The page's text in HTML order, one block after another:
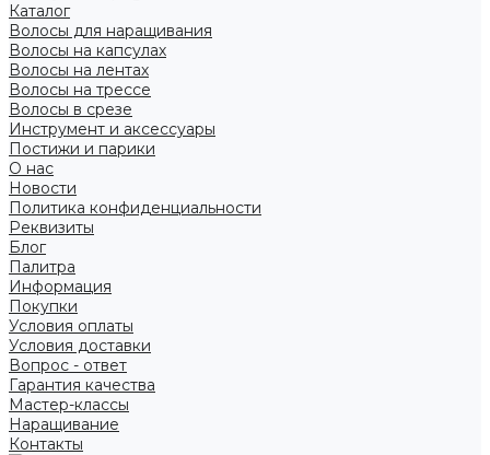
Каталог
Волосы для наращивания
Волосы на капсулах
Волосы на лентах
Волосы на трессе
Волосы в срезе
Инструмент и аксессуары
Постижи и парики
О нас
Новости
Политика конфиденциальности
Реквизиты
Блог
Палитра
Информация
Покупки
Условия оплаты
Условия доставки
Вопрос - ответ
Гарантия качества
Мастер-классы
Наращивание
Контакты